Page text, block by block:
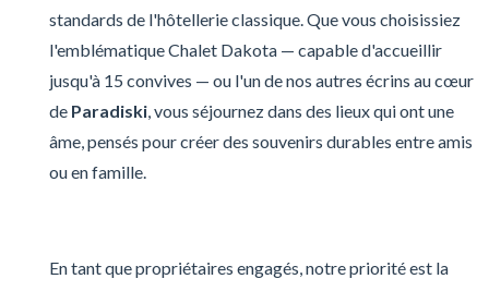
standards de l'hôtellerie classique. Que vous choisissiez
l'emblématique Chalet Dakota — capable d'accueillir
jusqu'à 15 convives — ou l'un de nos autres écrins au cœur
de Paradiski, vous séjournez dans des lieux qui ont une
âme, pensés pour créer des souvenirs durables entre amis
ou en famille.
En tant que propriétaires engagés, notre priorité est la